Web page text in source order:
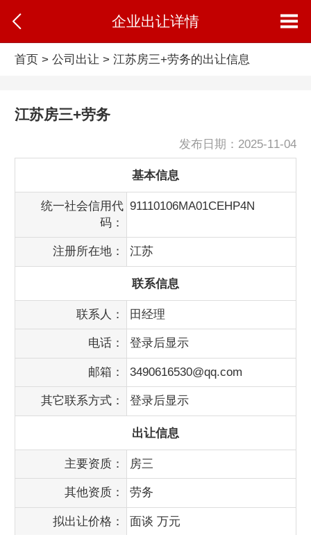
企业出让详情
首页> 公司出让 > 江苏房三+劳务的出让信息
江苏房三+劳务
发布日期：2025-11-04
基本信息
统一社会信用代
码：
91110106MA01CEHP4N
注册所在地： 江苏
联系信息
联系人： 田经理
电话： 登录后显示
邮箱： 3490616530@qq.com
其它联系方式： 登录后显示
出让信息
主要资质： 房三
其他资质： 劳务
拟出让价格： 面谈 万元